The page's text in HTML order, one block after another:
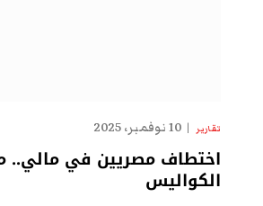
تقارير 10 نوفمبر، 2025
اختطاف مصريين في مالي..
الكواليس